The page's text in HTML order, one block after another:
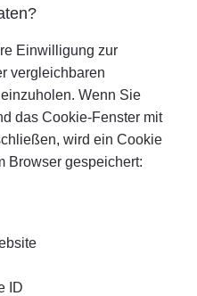
Einwilligung zur
vergleichbaren
Wenn Sie
das Cookie-Fenster mit
wird ein Cookie
Browser gespeichert:
ID